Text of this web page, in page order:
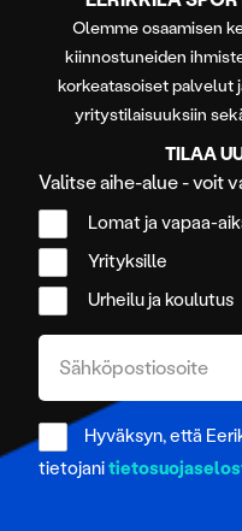
Olemme osaamisen
kiinnostuneiden
korkeatasoiset palvelut
yritystilaisuuksiin
TILAA
Valitse aihe-alue - voit
Lomat ja vapaa-
Yrityksille
Urheilu ja koulutus
Hyväksyn, että
tietojani